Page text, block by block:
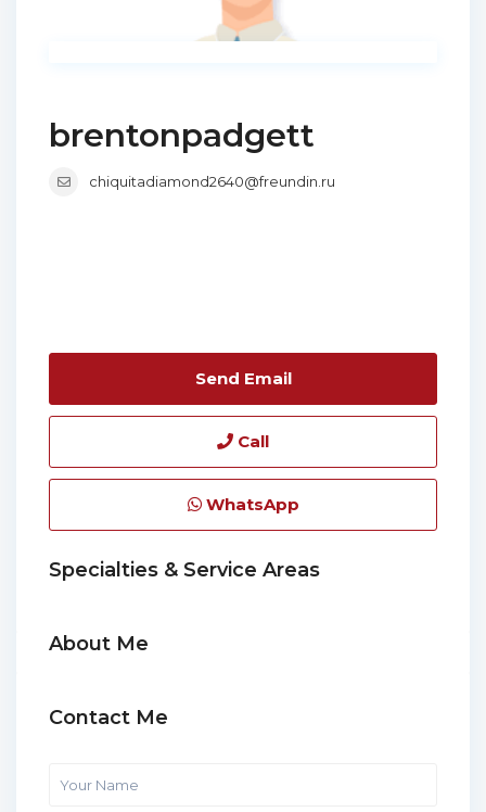
brentonpadgett
chiquitadiamond2640@freundin.ru
Send Email
Call
WhatsApp
Specialties & Service Areas
About Me
Contact Me